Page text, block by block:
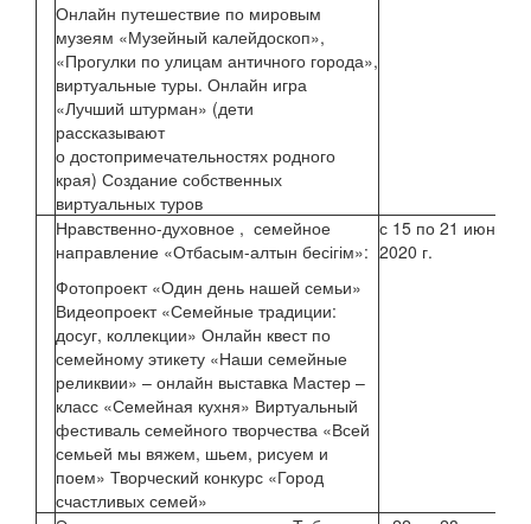
Онлайн путешествие по мировым
музеям «Музейный калейдоскоп»,
«Прогулки по улицам античного города»,
виртуальные туры. Онлайн игра
«Лучший штурман» (дети
рассказывают
о достопримечательностях родного
края) Создание собственных
виртуальных туров
Нравственно-духовное , семейное
направление «Отбасым-алтын бесігім»:
Фотопроект «Один день нашей семьи»
Видеопроект «Семейные традиции:
досуг, коллекции» Онлайн квест по
семейному этикету «Наши семейные
реликвии» – онлайн выставка Мастер –
класс «Семейная кухня» Виртуальный
фестиваль семейного творчества «Всей
семьей мы вяжем, шьем, рисуем и
поем» Творческий конкурс «Город
счастливых семей»
с 15 по 21 июня
2020 г.